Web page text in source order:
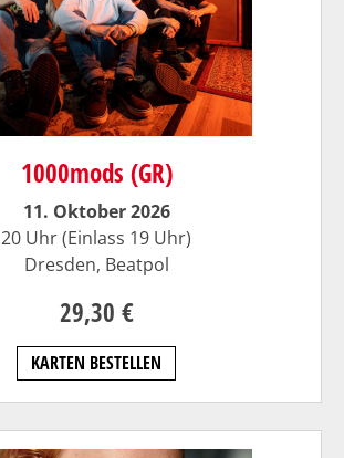
1000mods (GR)
11. Oktober 2026
20 Uhr (Einlass 19 Uhr)
Dresden, Beatpol
29,30 €
KARTEN BESTELLEN